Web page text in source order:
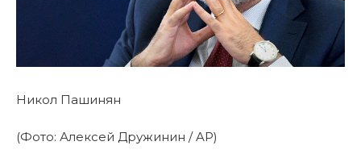
Никол Пашинян
(Фото: Алексей Дружинин / AP)